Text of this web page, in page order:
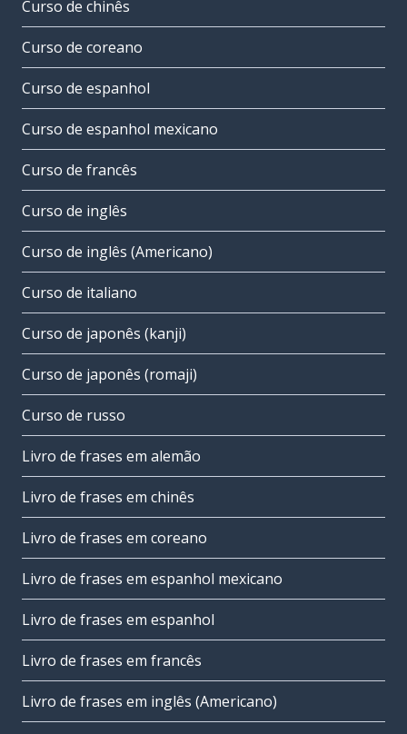
Curso de chinês
Curso de coreano
Curso de espanhol
Curso de espanhol mexicano
Curso de francês
Curso de inglês
Curso de inglês (Americano)
Curso de italiano
Curso de japonês (kanji)
Curso de japonês (romaji)
Curso de russo
Livro de frases em alemão
Livro de frases em chinês
Livro de frases em coreano
Livro de frases em espanhol mexicano
Livro de frases em espanhol
Livro de frases em francês
Livro de frases em inglês (Americano)